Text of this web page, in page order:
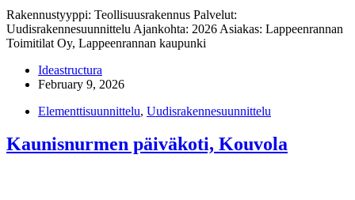
Rakennustyyppi: Teollisuusrakennus Palvelut:
Uudisrakennesuunnittelu Ajankohta: 2026 Asiakas: Lappeenrannan
Toimitilat Oy, Lappeenrannan kaupunki
Ideastructura
February 9, 2026
Elementtisuunnittelu, Uudisrakennesuunnittelu
Kaunisnurmen päiväkoti, Kouvola